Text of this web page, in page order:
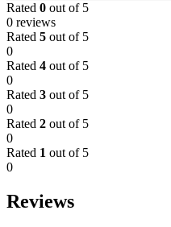
Rated 0 out of 5
0 reviews
Rated 5 out of 5
0
Rated 4 out of 5
0
Rated 3 out of 5
0
Rated 2 out of 5
0
Rated 1 out of 5
0
Reviews